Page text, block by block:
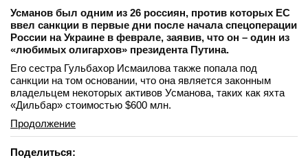
Усманов был одним из 26 россиян, против которых ЕС
ввел санкции в первые дни после начала спецоперации
России на Украине в феврале, заявив, что он – один из
«любимых олигархов» президента Путина.
Его сестра Гульбахор Исмаилова также попала под
санкции на том основании, что она является законным
владельцем некоторых активов Усманова, таких как яхта
«Дильбар» стоимостью $600 млн.
Продолжение
Поделиться: